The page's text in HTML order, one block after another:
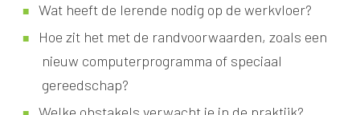
Wat heeft de lerende nodig op de werkvloer?
Hoe zit het met de randvoorwaarden, zoals een
nieuw computerprogramma of speciaal
gereedschap?